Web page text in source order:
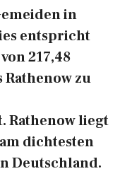
in
entspricht
217,48
Rathenow zu
Rathenow liegt
dichtesten
Deutschland.